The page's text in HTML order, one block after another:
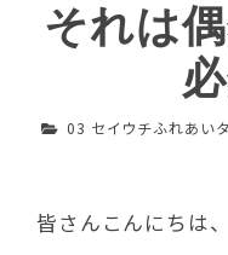
それは
03 セイウチふれあい
皆さんこんにちは